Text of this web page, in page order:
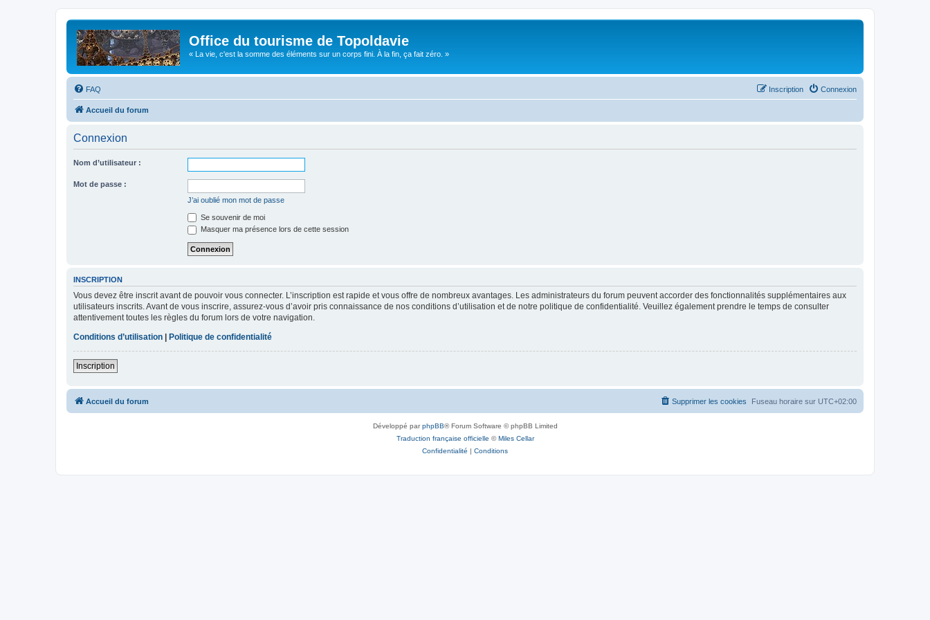
Office du tourisme de Topoldavie
« La vie, c'est la somme des éléments sur un corps fini. À la fin, ça fait zéro. »
FAQ Connexion
Inscription
Accueil du forum
Connexion
Nom d’utilisateur :
Mot de passe :
J’ai oublié mon mot de passe
Se souvenir de moi
Masquer ma présence lors de cette session
INSCRIPTION
Vous devez être inscrit avant de pouvoir vous connecter. L’inscription est rapide et vous offre de nombreux avantages. Les administrateurs du forum peuvent accorder des fonctionnalités supplémentaires aux
utilisateurs inscrits. Avant de vous inscrire, assurez-vous d’avoir pris connaissance de nos conditions d’utilisation et de notre politique de confidentialité. Veuillez également prendre le temps de consulter
attentivement toutes les règles du forum lors de votre navigation.
Conditions d’utilisation
Politique de confidentialité
Inscription
Accueil du forum Fuseau horaire sur UTC+02:00
Supprimer les cookies
Développé parphpBB® Forum Software © phpBB Limited
Traduction française officielle ©Miles Cellar
Confidentialité | Conditions